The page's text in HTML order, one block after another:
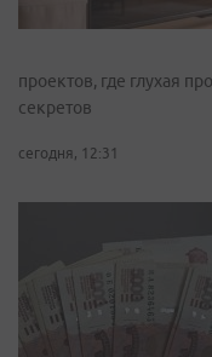
проектов, где глухая
секретов
сегодня, 12:31